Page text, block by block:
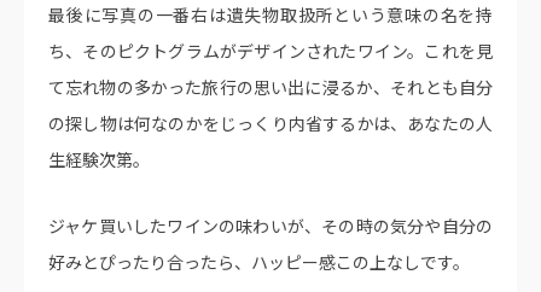
最後に写真の一番右は遺失物取扱所という意味の名を持
ち、そのピクトグラムがデザインされたワイン。これを見
て忘れ物の多かった旅行の思い出に浸るか、それとも自分
の探し物は何なのかをじっくり内省するかは、あなたの人
生経験次第。
ジャケ買いしたワインの味わいが、その時の気分や自分の
好みとぴったり合ったら、ハッピー感この上なしです。